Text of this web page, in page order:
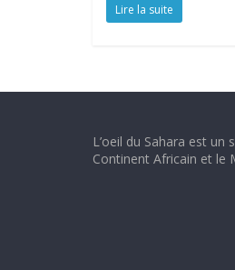
Lire la suite
L’oeil du Sahara est
Continent Africain et le